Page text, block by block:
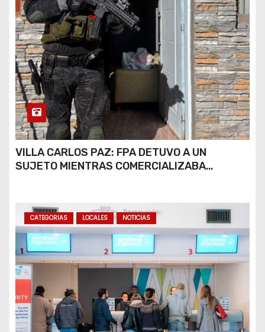
VILLA CARLOS PAZ: FPA DETUVO A UN
SUJETO MIENTRAS COMERCIALIZABA
CATEGORIAS LOCALES NOTICIAS